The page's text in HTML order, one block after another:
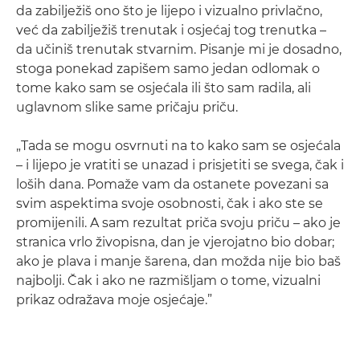
da zabilježiš ono što je lijepo i vizualno privlačno,
već da zabilježiš trenutak i osjećaj tog trenutka –
da učiniš trenutak stvarnim. Pisanje mi je dosadno,
stoga ponekad zapišem samo jedan odlomak o
tome kako sam se osjećala ili što sam radila, ali
uglavnom slike same pričaju priču.
„Tada se mogu osvrnuti na to kako sam se osjećala
– i lijepo je vratiti se unazad i prisjetiti se svega, čak i
loših dana. Pomaže vam da ostanete povezani sa
svim aspektima svoje osobnosti, čak i ako ste se
promijenili. A sam rezultat priča svoju priču – ako je
stranica vrlo živopisna, dan je vjerojatno bio dobar;
ako je plava i manje šarena, dan možda nije bio baš
najbolji. Čak i ako ne razmišljam o tome, vizualni
prikaz odražava moje osjećaje.”